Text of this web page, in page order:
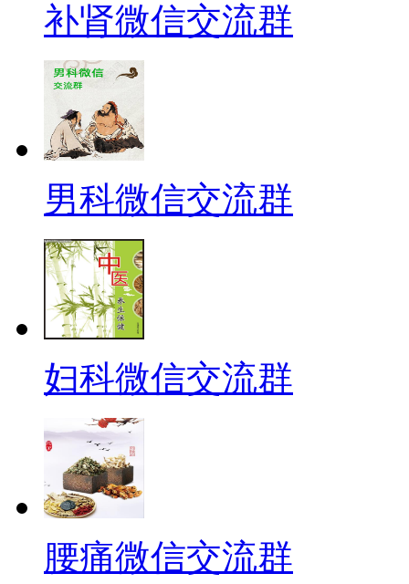
补肾微信交流群
男科微信交流群
妇科微信交流群
腰痛微信交流群